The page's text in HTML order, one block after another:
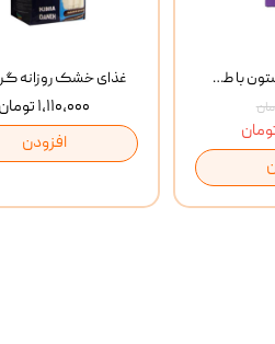
۱,۱۱۰,۰۰۰ تومان
افزودن
بستنی گربه وینستون با طعم مرغ و ماهی Winstone Chicken & Fish بسته 8 عددی